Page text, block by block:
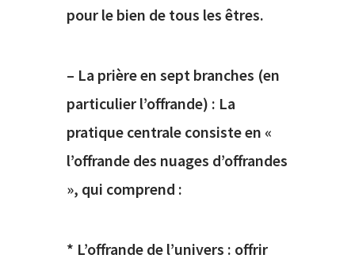
pour le bien de tous les êtres.
– La prière en sept branches (en
particulier l’offrande) : La
pratique centrale consiste en «
l’offrande des nuages d’offrandes
», qui comprend :
* L’offrande de l’univers : offrir